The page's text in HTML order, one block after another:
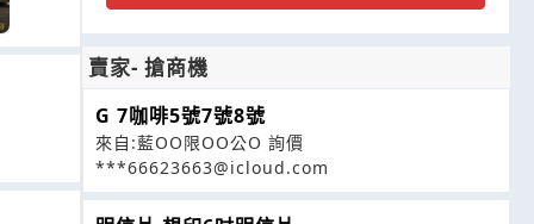
賣家- 搶商機
G 7咖啡5號7號8號
來自:藍OO限OO公O 詢價
***66623663@icloud.com